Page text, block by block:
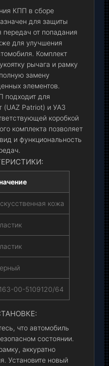
КПП в сборе
для защиты
от попадания
для улучшения
Комплект
рычага и рамку
замену
элементов.
подходит для
(UAZ Patriot) и УАЗ
коробкой
комплекта позволяет
и функциональность
кожа
00-5109120/64
что автомобиль
состоянии.
аккуратно
Установите новый